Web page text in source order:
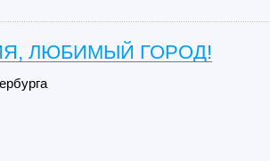
ЛЮБИМЫЙ ГОРОД!